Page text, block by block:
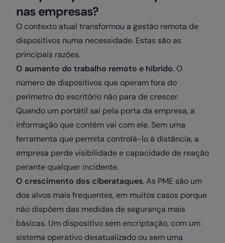
nas empresas?
O contexto atual transformou a gestão remota de
dispositivos numa necessidade. Estas são as
principais razões.
O aumento do trabalho remoto e híbrido. O
número de dispositivos que operam fora do
perímetro do escritório não para de crescer.
Quando um portátil sai pela porta da empresa, a
informação que contém vai com ele. Sem uma
ferramenta que permita controlá-lo à distância, a
empresa perde visibilidade e capacidade de reação
perante qualquer incidente.
O crescimento dos ciberataques. As PME são um
dos alvos mais frequentes, em muitos casos porque
não dispõem das medidas de segurança mais
básicas. Um dispositivo sem encriptação, com um
sistema operativo desatualizado ou sem uma